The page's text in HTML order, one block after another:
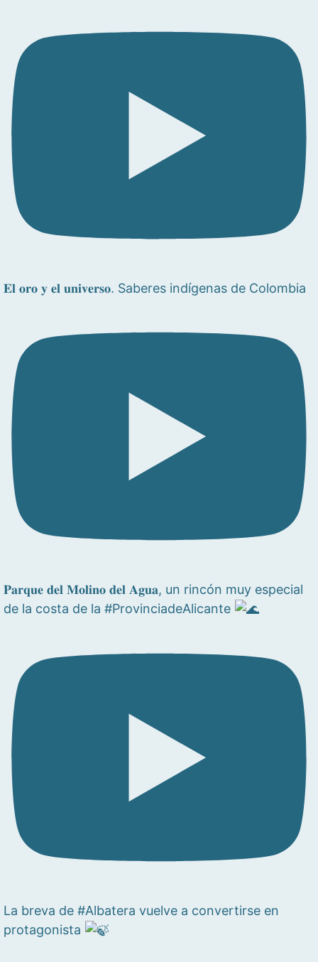
𝐄𝐥 𝐨𝐫𝐨 𝐲 𝐞𝐥 𝐮𝐧𝐢𝐯𝐞𝐫𝐬𝐨. Saberes indígenas de Colombia
𝐏𝐚𝐫𝐪𝐮𝐞 𝐝𝐞𝐥 𝐌𝐨𝐥𝐢𝐧𝐨 𝐝𝐞𝐥 𝐀𝐠𝐮𝐚, un rincón muy especial
de la costa de la #ProvinciadeAlicante
La breva de #Albatera vuelve a convertirse en
protagonista